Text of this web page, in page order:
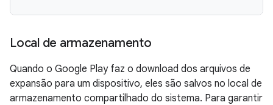
Local de armazenamento
Quando o Google Play faz o download dos arquivos de
expansão para um dispositivo, eles são salvos no local de
armazenamento compartilhado do sistema. Para garantir